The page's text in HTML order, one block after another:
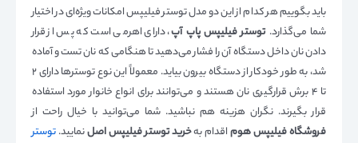
باید بگوییم هر کدام از این دو مدل توستر فیلیپس امکانات ویژه‌ای در اختیار
شما می‌گذارد.توستر فیلیپس پاپ آپ، دارای اهرمی است که پس از قرار
دادن نان داخل دستگاه آن را فشار می‌دهید تا هنگامی که نان تست و آماده
شد، به طور خودکار از دستگاه بیرون بیاید. معمولاً این نوع توسترها دارای ۲
تا ۴ برش قرارگیری نان هستند و می‌توانند برای انواع خانوار مورد استفاده
قرار بگیرند. نگران هزینه هم نباشید. شما می‌توانید با خیال راحت از
فروشگاه فیلیپس هوماقدام بهخرید توستر فیلیپس اصلنمایید. توستر